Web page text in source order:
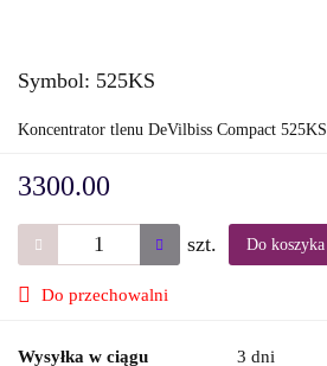
Symbol: 525KS
Koncentrator tlenu DeVilbiss Compact 525KS
3300.00
szt. Do koszyka
Do przechowalni
Wysyłka w ciągu 3 dni